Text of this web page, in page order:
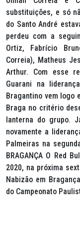
substituições, e só
do Santo André
perdeu com a
Ortiz, Fabrício
Correia), Matheus
Arthur. Com esse
Guarani na
Bragantino vem logo
Braga no critério
lanterna do grupo.
novamente a
Palmeiras na
BRAGANÇA O Red
2020, na próxima
Nabizão em
do Campeonato